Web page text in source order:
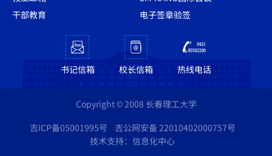
干部教育
电子签章验签
书记信箱 校长信箱 热线电话
Copyright © 2008 长春理工大学
吉ICP备05001995号
吉公网安备 22010402000757号
技术支持：信息化中心